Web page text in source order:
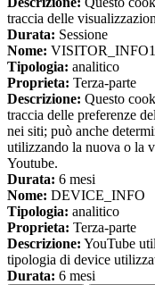
traccia delle
Durata: Sessione
Nome:
Tipologia: analitico
Proprieta: Terza-parte
Descrizione: Questo
traccia delle preferenze
nei siti; può anche
utilizzando la nuova o la
Youtube.
Durata: 6 mesi
Nome: DEVICE_INFO
Tipologia: analitico
Proprieta: Terza-parte
Descrizione: YouTube
tipologia di device
Durata: 6 mesi